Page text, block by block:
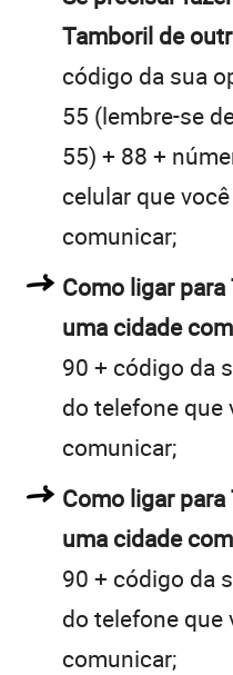
Tamboril de
código da sua
55 (lembre-se
55) + 88 +
celular que
comunicar;
Como ligar
uma cidade
90 + código da
do telefone que
comunicar;
Como ligar
uma cidade
90 + código da
do telefone que
comunicar;